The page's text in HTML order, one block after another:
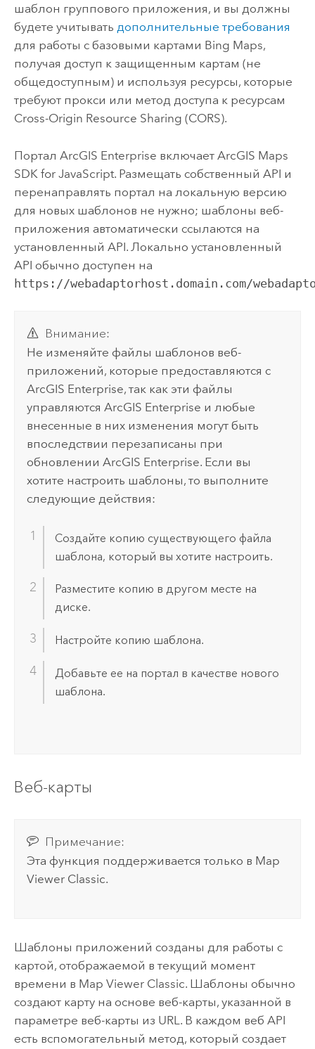
шаблон группового приложения, и вы должны
будете учитывать дополнительные требования
для работы с базовыми картами Bing Maps,
получая доступ к защищенным картам (не
общедоступным) и используя ресурсы, которые
требуют прокси или метод доступа к ресурсам
Cross-Origin Resource Sharing (CORS).
Портал ArcGIS Enterprise включает ArcGIS Maps
SDK for JavaScript. Размещать собственный API и
перенаправлять портал на локальную версию
для новых шаблонов не нужно; шаблоны веб-
приложения автоматически ссылаются на
установленный API. Локально установленный
API обычно доступен на
https://webadaptorhost.domain.com/
Внимание:
Не изменяйте файлы шаблонов веб-
приложений, которые предоставляются с
ArcGIS Enterprise, так как эти файлы
управляютсяArcGIS Enterprise и любые
внесенные в них изменения могут быть
впоследствии перезаписаны при
обновленииArcGIS Enterprise. Если вы
хотите настроить шаблоны, то выполните
следующие действия:
Создайте копию существующего файла
шаблона, который вы хотите настроить.
Разместите копию в другом месте на
диске.
Настройте копию шаблона.
Добавьте ее на портал в качестве нового
шаблона.
Веб-карты
Примечание:
Эта функция поддерживается только в Map
Viewer Classic.
Шаблоны приложений созданы для работы с
картой, отображаемой в текущий момент
времени в Map Viewer Classic. Шаблоны обычно
создают карту на основе веб-карты, указанной в
параметре веб-карты из URL. В каждом веб API
есть вспомогательный метод, который создает